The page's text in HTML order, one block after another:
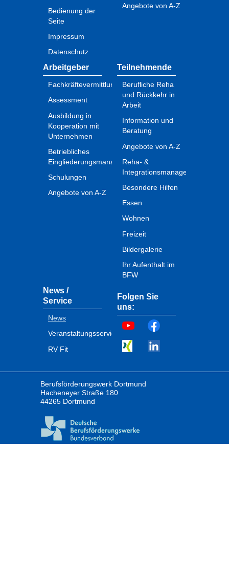
Bedienung der
Seite
Impressum
Datenschutz
Angebote von A-Z
Arbeitgeber
Fachkräftevermittlung
Assessment
Ausbildung in
Kooperation mit
Unternehmen
Betriebliches
Eingliederungsmanagement
Schulungen
Angebote von A-Z
Teilnehmende
Berufliche Reha
und Rückkehr in
Arbeit
Information und
Beratung
Angebote von A-Z
Reha- &
Integrationsmanagement
Besondere Hilfen
Essen
Wohnen
Freizeit
Bildergalerie
Ihr Aufenthalt im
BFW
News /
Service
News
Veranstaltungsservice
RV Fit
Folgen Sie
uns:
Berufsförderungswerk Dortmund
Hacheneyer Straße 180
44265 Dortmund